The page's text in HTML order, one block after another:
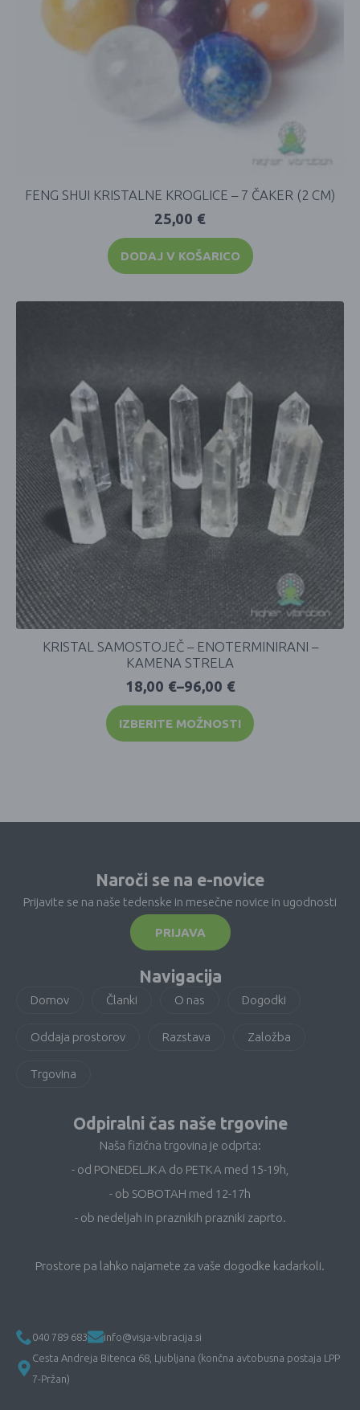
FENG SHUI KRISTALNE KROGLICE – 7 ČAKER (2 CM)
25,00 €
DODAJ V KOŠARICO
KRISTAL SAMOSTOJEČ – ENOTERMINIRANI –
KAMENA STRELA
18,00 €–96,00 €
IZBERITE MOŽNOSTI
Naroči se na e-novice
Prijavite se na naše tedenske in mesečne novice in ugodnosti
PRIJAVA
Navigacija
Domov Članki O nas Dogodki
Oddaja prostorov Razstava Založba
Trgovina
Odpiralni čas naše trgovine
Naša fizična trgovina je odprta:
- od PONEDELJKA do PETKA med 15-19h,
- ob SOBOTAH med 12-17h
- ob nedeljah in praznikih prazniki zaprto.
Prostore pa lahko najamete za vaše dogodke kadarkoli.
040 789 683
info@visja-vibracija.si
Cesta Andreja Bitenca 68, Ljubljana (končna avtobusna postaja LPP
7-Pržan)